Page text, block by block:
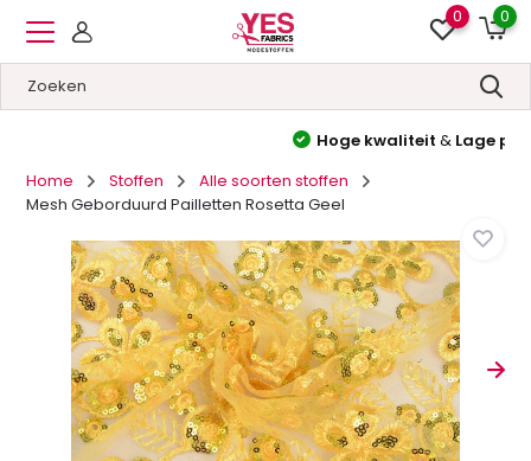
0 0
&Lage prijzen
Home
Stoffen
Alle soorten stoffen
Mesh Geborduurd Pailletten Rosetta Geel